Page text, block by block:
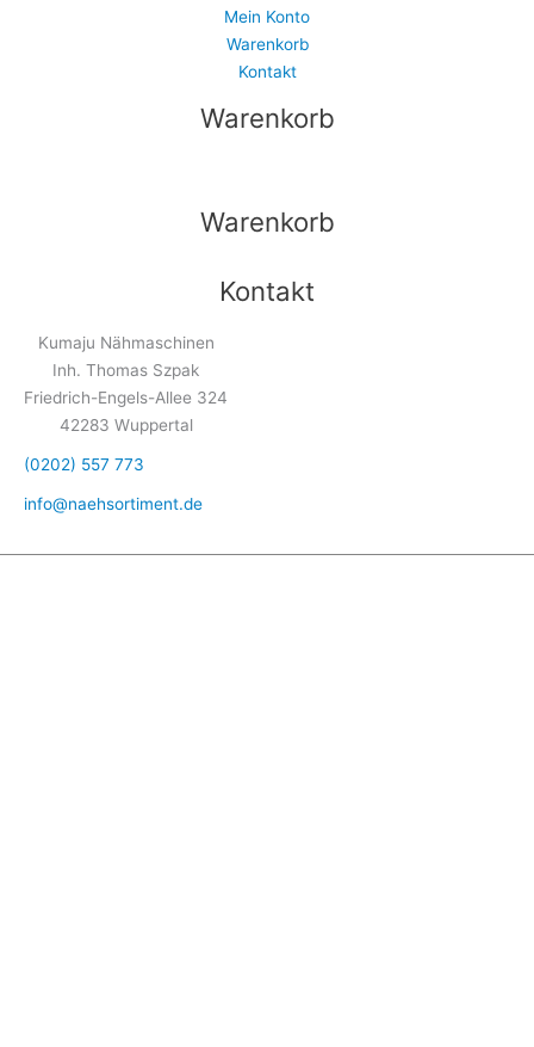
Mein Konto
Warenkorb
Kontakt
Warenkorb
Warenkorb
Kontakt
Kumaju Nähmaschinen
Inh. Thomas Szpak
Friedrich-Engels-Allee 324
42283 Wuppertal
(0202) 557 773
info@naehsortiment.de